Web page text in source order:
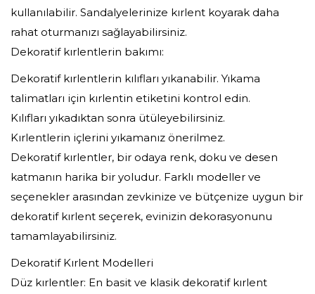
kullanılabilir. Sandalyelerinize kırlent koyarak daha
rahat oturmanızı sağlayabilirsiniz.
Dekoratif kırlentlerin bakımı:
Dekoratif kırlentlerin kılıfları yıkanabilir. Yıkama
talimatları için kırlentin etiketini kontrol edin.
Kılıfları yıkadıktan sonra ütüleyebilirsiniz.
Kırlentlerin içlerini yıkamanız önerilmez.
Dekoratif kırlentler, bir odaya renk, doku ve desen
katmanın harika bir yoludur. Farklı modeller ve
seçenekler arasından zevkinize ve bütçenize uygun bir
dekoratif kırlent seçerek, evinizin dekorasyonunu
tamamlayabilirsiniz.
Dekoratif Kırlent Modelleri
Düz kırlentler: En basit ve klasik dekoratif kırlent